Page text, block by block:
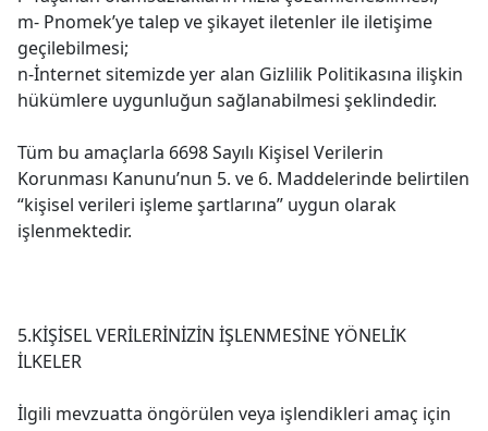
m- Pnomek’ye talep ve şikayet iletenler ile iletişime
geçilebilmesi;
n-İnternet sitemizde yer alan Gizlilik Politikasına ilişkin
hükümlere uygunluğun sağlanabilmesi şeklindedir.
Tüm bu amaçlarla 6698 Sayılı Kişisel Verilerin
Korunması Kanunu’nun 5. ve 6. Maddelerinde belirtilen
“kişisel verileri işleme şartlarına” uygun olarak
işlenmektedir.
5.KİŞİSEL VERİLERİNİZİN İŞLENMESİNE YÖNELİK
İLKELER
İlgili mevzuatta öngörülen veya işlendikleri amaç için